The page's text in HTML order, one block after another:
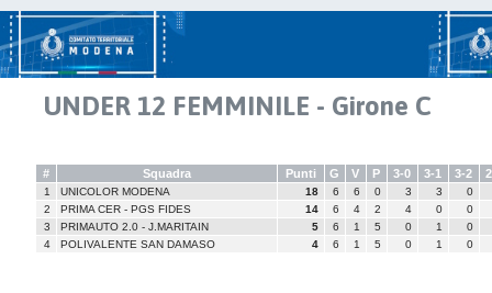
UNDER 12 FEMMINILE - Girone C
# Squadra Punti G V P 3-0 3-1 3-2
1 UNICOLOR MODENA 18 6 6 0 3 3
0
2
PRIMA CER - PGS FIDES 14 6 4 2 4 0
0
3
PRIMAUTO 2.0 - J.MARITAIN 5 6 1 5 0 1
0
4
POLIVALENTE SAN DAMASO 4 6 1 5 0 1 0